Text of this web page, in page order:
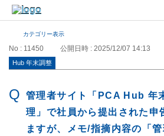
カテゴリー表示
No : 11450 公開日時 : 2025/12/07 14:13
Hub 年末調整
管理者サイト「PCA Hub 年
理」で社員から提出された申
ますが、メモ/指摘内容の「